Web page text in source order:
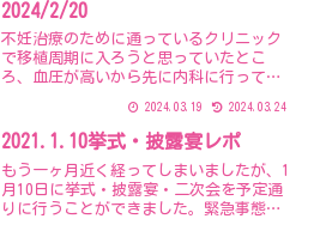
2024/2/20
不妊治療のために通っているクリニック
で移植周期に入ろうと思っていたとこ
ろ、血圧が高いから先に内科に行って血
言われ、今回の周期では移植ができなく
なってしまいました。（2024/2/20受
診）なので、なるべく...
2024.03.19 2024.03.24
2021.1.10挙式・披露宴レポ
もう一ヶ月近く経ってしまいましたが、1
月10日に挙式・披露宴・二次会を予定通
りに行うことができました。緊急事態宣